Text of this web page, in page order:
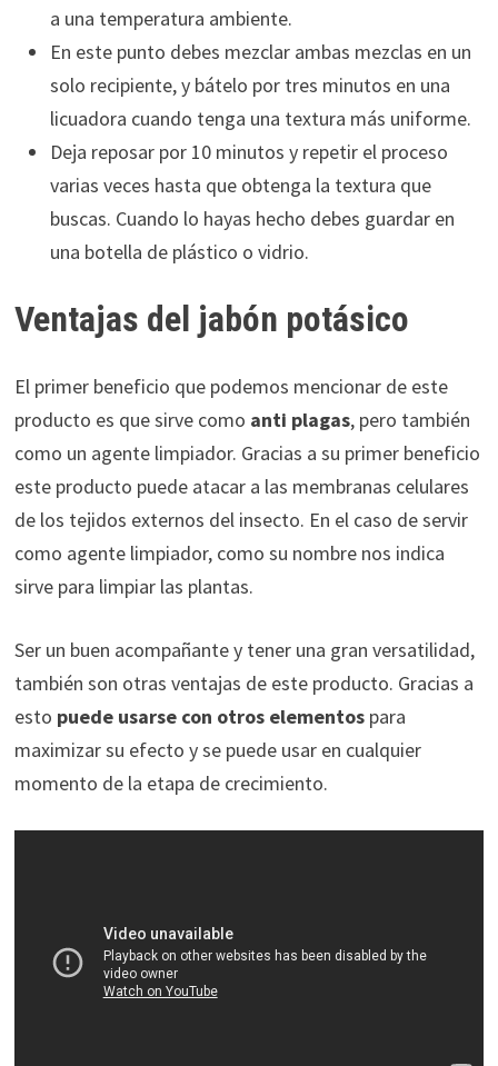
a una temperatura ambiente.
En este punto debes mezclar ambas mezclas en un
solo recipiente, y bátelo por tres minutos en una
licuadora cuando tenga una textura más uniforme.
Deja reposar por 10 minutos y repetir el proceso
varias veces hasta que obtenga la textura que
buscas. Cuando lo hayas hecho debes guardar en
una botella de plástico o vidrio.
Ventajas del jabón potásico
El primer beneficio que podemos mencionar de este
producto es que sirve como anti plagas, pero también
como un agente limpiador. Gracias a su primer beneficio
este producto puede atacar a las membranas celulares
de los tejidos externos del insecto. En el caso de servir
como agente limpiador, como su nombre nos indica
sirve para limpiar las plantas.
Ser un buen acompañante y tener una gran versatilidad,
también son otras ventajas de este producto. Gracias a
esto puede usarse con otros elementos para
maximizar su efecto y se puede usar en cualquier
momento de la etapa de crecimiento.